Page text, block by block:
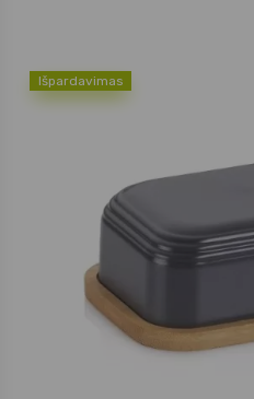
Išpardavimas